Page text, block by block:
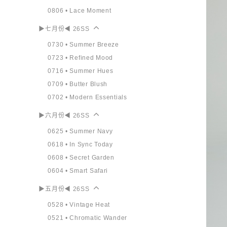
0806 • Lace Moment
▶七月份◀ 26SS
0730 • Summer Breeze
0723 • Refined Mood
0716 • Summer Hues
0709 • Butter Blush
0702 • Modern Essentials
▶六月份◀ 26SS
0625 • Summer Navy
0618 • In Sync Today
0608 • Secret Garden
0604 • Smart Safari
▶五月份◀ 26SS
0528 • Vintage Heat
0521 • Chromatic Wander